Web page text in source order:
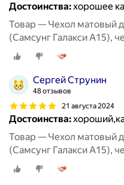
Достоинства:хорошее
Товар — Чехол матовый
(Самсунг Галакси А15),
Сергей Струнин
48 отзывов
21 августа 2024
Достоинства:
Товар — Чехол матовый
(Самсунг Галакси А15),